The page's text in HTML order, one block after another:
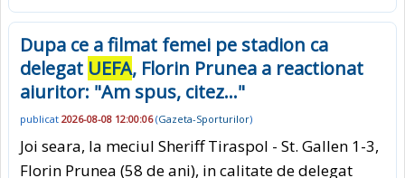
Dupa ce a filmat femei pe stadion ca
delegat UEFA, Florin Prunea a reactionat
aiuritor: "Am spus, citez..."
publicat 2026-08-08 12:00:06(Gazeta-Sporturilor)
Joi seara, la meciul Sheriff Tiraspol - St. Gallen 1-3,
Florin Prunea (58 de ani), in calitate de delegat